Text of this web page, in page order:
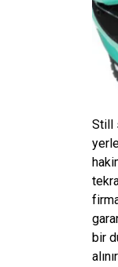
Still
bir